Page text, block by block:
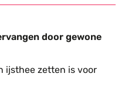
door gewone
ijsthee zetten is voor